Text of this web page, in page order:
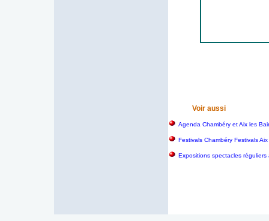
Voir aussi
Agenda Chambéry et Aix les
Festivals Chambéry Festivals
Expositions spectacles